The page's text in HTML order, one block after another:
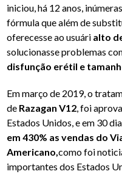
iniciou, há 12 anos,
fórmula que além de
oferecesse ao usuári alto
solucionasse problemas
disfunção erétil e
Em março de 2019, o
de Razagan V12, foi
Estados Unidos, e em 30
em 430% as vendas do
Americano,como foi
importantes dos Estados